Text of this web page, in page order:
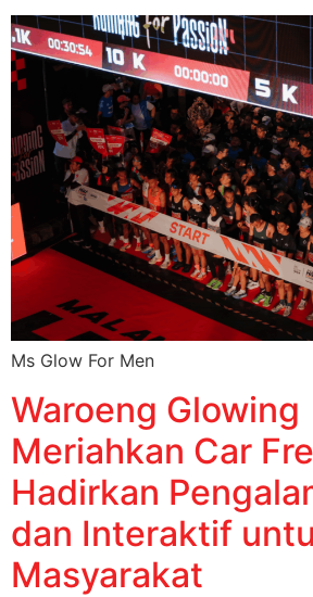
Ms Glow For Men
Waroeng Glowing
Meriahkan Car
Hadirkan
dan Interaktif
Masyarakat